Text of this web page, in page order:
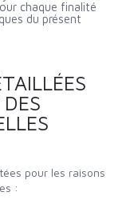
chaque finalité
du présent
pour les raisons
: